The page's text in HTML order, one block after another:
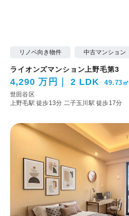
リノベ向き物件 中古マンション
ライオンズマンション上野毛第3
4,290 万円 2 LDK 49.73㎡
世田谷区
上野毛駅 徒歩13分 二子玉川駅 徒歩17分